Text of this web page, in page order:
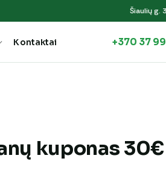
Šiaulių g.
Kontaktai +370 37
kuponas 30€